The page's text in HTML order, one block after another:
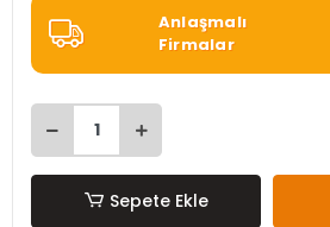
Anlaşmalı
Firmalar
Sepete Ekle